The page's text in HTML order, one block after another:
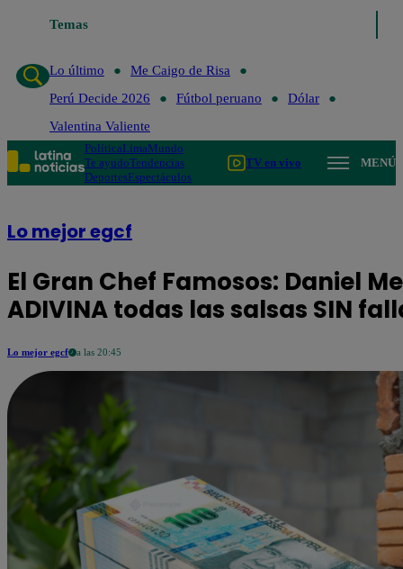
Temas
de Risa Perú Decide 2026
Lo último
Me Caigo de Risa
Perú Decide 2026
Fútbol peruano
Dólar
Valentina Valiente
PolíticaLimaMundo
Te ayudoTendencias
DeportesEspectáculos
TV en vivo MENÚ
Lo mejor egcf
El Gran Chef Famosos: Daniel
ADIVINA todas las salsas SIN
Lo mejor egcf a las 20:45